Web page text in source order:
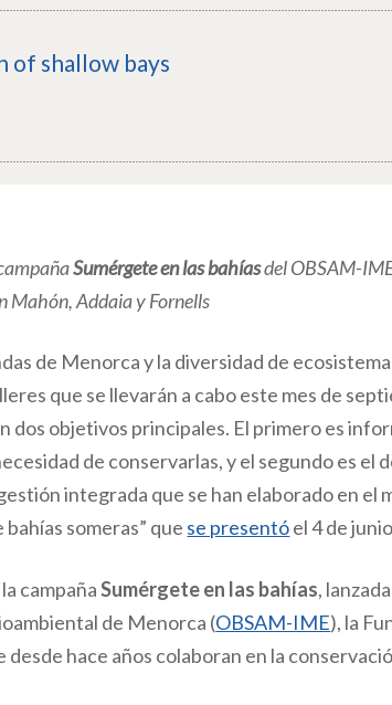
of shallow bays
Sumérgete en las bahíasdel OBSAM-
Mahón, Addaia y Fornells
de Menorca y la diversidad de
que se llevarán a cabo este mes de
dos objetivos principales. El primero es
de conservarlas, y el segundo es el
integrada que se han elaborado en el
someras” que se presentóel 4 de
campañaSumérgete en las bahías,
de Menorca (OBSAM-IME), la
desde hace años colaboran en la